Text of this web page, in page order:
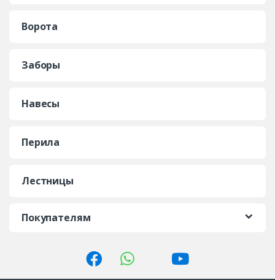
Ворота
Заборы
Навесы
Перила
Лестницы
Покупателям